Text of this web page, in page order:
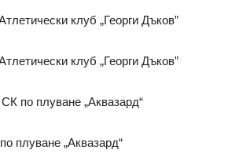
клуб „Георги Дъков”
клуб „Георги Дъков”
по плуване „Аквазард“
плуване „Аквазард“